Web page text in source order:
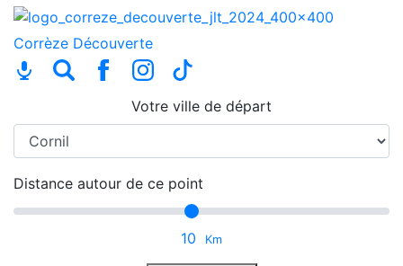
Corrèze Découverte
Votre ville de départ
Distance autour de ce point
10 Km